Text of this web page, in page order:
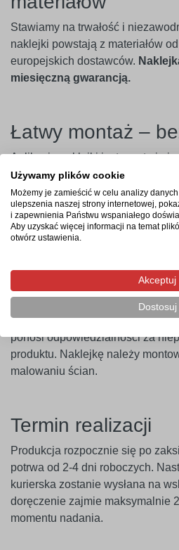
Stawiamy na trwałość i
naklejki powstają z materiałów
europejskich dostawców.
miesięczną gwarancją.
Łatwy montaż –
Aplikacja naklejki jest prosta i
wiedzy. Wystarczy usunąć papier
naklejkę na wybraną
transportową – i gotowe. Aby
zaleca się użycie naklejki w
niepylących powierzchni. W
farbami o wysokiej zawartości
plamoodpornymi) zalecamy
przeprowadzenie próby
ponosi odpowiedzialności za
produktu. Naklejkę należy
malowaniu ścian.
Termin realizacji
Produkcja rozpocznie się po
potrwa od 2-4 dni roboczych.
kurierska zostanie wysłana na
doręczenie zajmie maksymalnie
momentu nadania.
Używamy plików cookie
Możemy je zamieścić w celu analizy
ulepszenia naszej strony internetowej,
i zapewnienia Państwu wspaniałego
Aby uzyskać więcej informacji na temat
otwórz ustawienia.
Akceptuj
Dostosuj